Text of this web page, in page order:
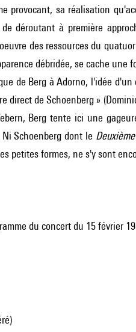
provocant, sa réalisation
déroutant à première
des ressources du
débridée, se cache
de Berg à Adorno, l'idée
direct de Schoenberg »
Berg tente ici une
Schoenberg dont le
petites formes, ne s'y sont
du concert du 15 février